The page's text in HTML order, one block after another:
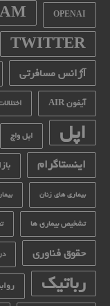
OPENAI
TWITTER
آژانس مسافرتی
آیفون AIR
اپل اپل واچ
اینستاگرام
بیماری های زنان
تشخیص بیماری ها
حقوق فناوری
رباتیک